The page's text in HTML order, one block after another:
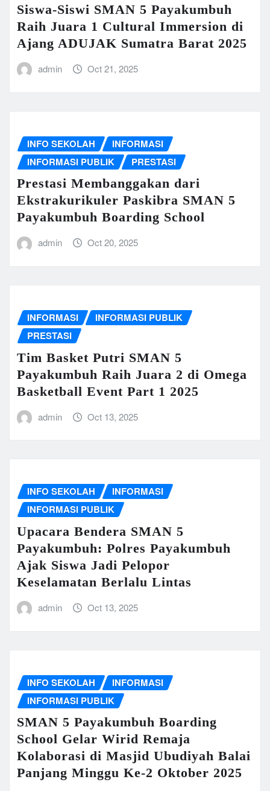
Siswa-Siswi SMAN 5 Payakumbuh
Raih Juara 1 Cultural Immersion di
Ajang ADUJAK Sumatra Barat 2025
admin Oct 21, 2025
INFO SEKOLAH
INFORMASI
INFORMASI PUBLIK
PRESTASI
Prestasi Membanggakan dari
Ekstrakurikuler Paskibra SMAN 5
Payakumbuh Boarding School
admin Oct 20, 2025
INFORMASI
INFORMASI PUBLIK
PRESTASI
Tim Basket Putri SMAN 5
Payakumbuh Raih Juara 2 di Omega
Basketball Event Part 1 2025
admin Oct 13, 2025
INFO SEKOLAH
INFORMASI
INFORMASI PUBLIK
Upacara Bendera SMAN 5
Payakumbuh: Polres Payakumbuh
Ajak Siswa Jadi Pelopor
Keselamatan Berlalu Lintas
admin Oct 13, 2025
INFO SEKOLAH
INFORMASI
INFORMASI PUBLIK
SMAN 5 Payakumbuh Boarding
School Gelar Wirid Remaja
Kolaborasi di Masjid Ubudiyah Balai
Panjang Minggu Ke-2 Oktober 2025